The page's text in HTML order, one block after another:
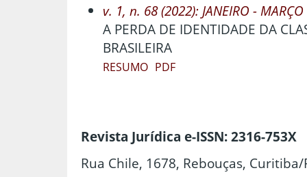
v. 1, n. 68 (2022): JANEIRO - MARÇO
A PERDA DE IDENTIDADE DA
BRASILEIRA
RESUMO PDF
Revista Jurídica e-ISSN: 2316-753X
Rua Chile, 1678, Rebouças, Curitiba/